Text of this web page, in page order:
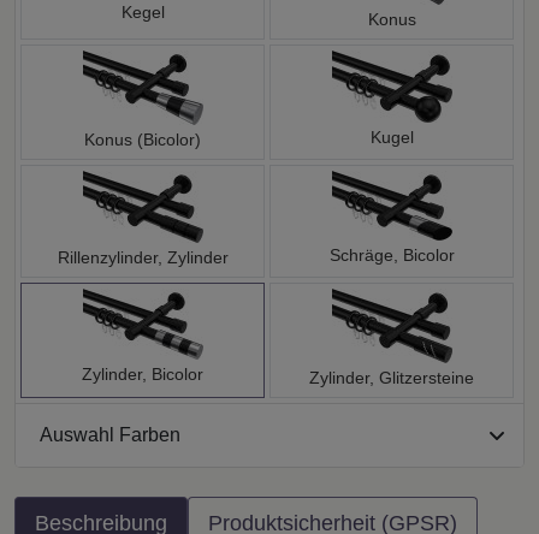
Kegel Konus
Konus (Bicolor) Kugel
Rillenzylinder, Zylinder Schräge, Bicolor
Zylinder, Bicolor Zylinder, Glitzersteine
Auswahl Farben
Beschreibung Produktsicherheit (GPSR)